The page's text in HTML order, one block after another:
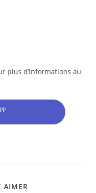
plus d’informations au
AIMER